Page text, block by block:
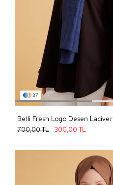
37
300,00 TL
700,00 TL